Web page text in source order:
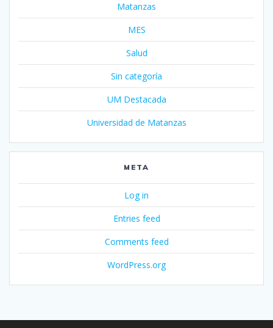
Matanzas
MES
Salud
Sin categoría
UM Destacada
Universidad de Matanzas
META
Log in
Entries feed
Comments feed
WordPress.org